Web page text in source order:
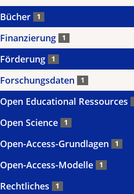
Bücher 1
Finanzierung 1
Förderung 1
Forschungsdaten 1
Open Educational Ressources
Open Science 1
Open-Access-Grundlagen 1
Open-Access-Modelle 1
Rechtliches 1